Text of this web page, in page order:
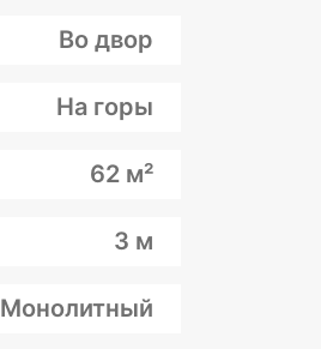
Во двор
На горы
62 м²
3 м
Монолитный